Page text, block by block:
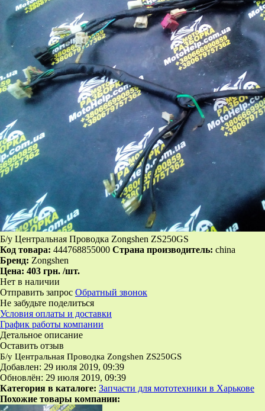
Б/у Центральная Проводка Zongshen ZS250GS
Код товара: 444768855000 Страна производитель: china
Бренд: Zongshen
Цена: 403 грн. /шт.
Нет в наличии
Отправить запрос Обратный звонок
Не забудьте поделиться
Условия оплаты и доставки
График работы компании
Детальное описание
Оставить отзыв
Б/у Центральная Проводка Zongshen ZS250GS
Добавлен: 29 июля 2019, 09:39
Обновлён: 29 июля 2019, 09:39
Категория в каталоге: Запчасти для мототехники в Харькове
Похожие товары компании: